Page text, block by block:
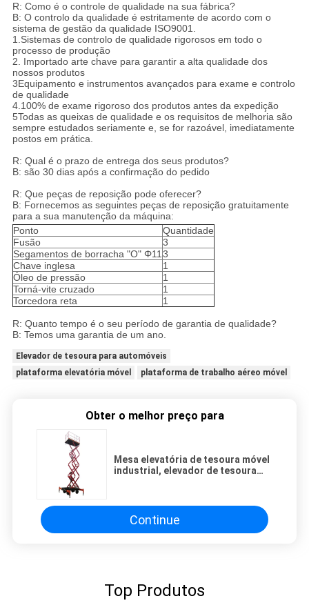
R: Como é o controle de qualidade na sua fábrica?
B: O controlo da qualidade é estritamente de acordo com o
sistema de gestão da qualidade ISO9001.
1.Sistemas de controlo de qualidade rigorosos em todo o
processo de produção
2. Importado arte chave para garantir a alta qualidade dos
nossos produtos
3Equipamento e instrumentos avançados para exame e controlo
de qualidade
4.100% de exame rigoroso dos produtos antes da expedição
5Todas as queixas de qualidade e os requisitos de melhoria são
sempre estudados seriamente e, se for razoável, imediatamente
postos em prática.
R: Qual é o prazo de entrega dos seus produtos?
B: são 30 dias após a confirmação do pedido
R: Que peças de reposição pode oferecer?
B: Fornecemos as seguintes peças de reposição gratuitamente
para a sua manutenção da máquina:
Ponto
Quantidade
Fusão
3
Segamentos de borracha "O" Φ113
Chave inglesa
1
Óleo de pressão
1
Torná-vite cruzado
1
Torcedora reta
1
R: Quanto tempo é o seu período de garantia de qualidade?
B: Temos uma garantia de um ano.
Elevador de tesoura para automóveis
plataforma elevatória móvel
plataforma de trabalho aéreo móvel
Obter o melhor preço para
Mesa elevatória de tesoura móvel
industrial, elevador de tesoura
Continue
Top Produtos